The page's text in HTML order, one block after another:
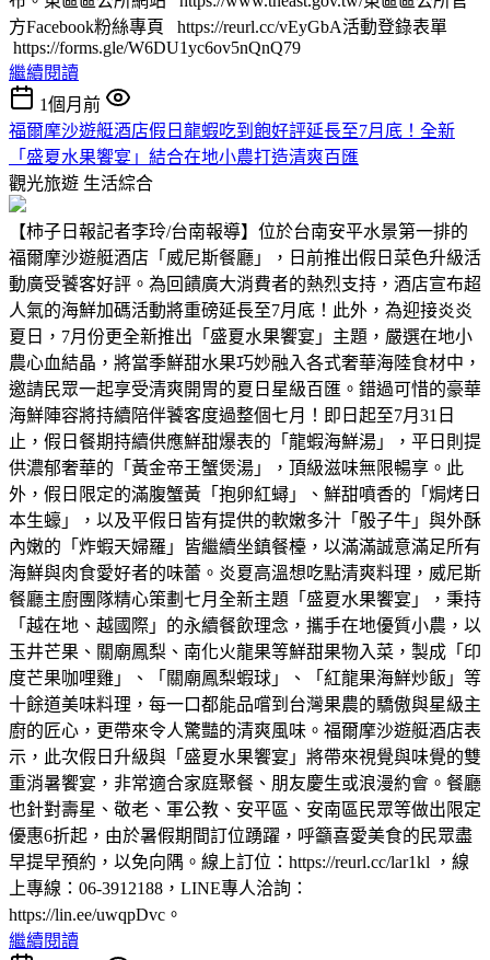
方Facebook粉絲專頁 https://reurl.cc/vEyGbA活動登錄表單
https://forms.gle/W6DU1yc6ov5nQnQ79
繼續閱讀
1個月前
福爾摩沙遊艇酒店假日龍蝦吃到飽好評延長至7月底！全新
「盛夏水果饗宴」結合在地小農打造清爽百匯
觀光旅遊 生活綜合
【柿子日報記者李玲/台南報導】位於台南安平水景第一排的
福爾摩沙遊艇酒店「威尼斯餐廳」，日前推出假日菜色升級活
動廣受饕客好評。為回饋廣大消費者的熱烈支持，酒店宣布超
人氣的海鮮加碼活動將重磅延長至7月底！此外，為迎接炎炎
夏日，7月份更全新推出「盛夏水果饗宴」主題，嚴選在地小
農心血結晶，將當季鮮甜水果巧妙融入各式奢華海陸食材中，
邀請民眾一起享受清爽開胃的夏日星級百匯。錯過可惜的豪華
海鮮陣容將持續陪伴饕客度過整個七月！即日起至7月31日
止，假日餐期持續供應鮮甜爆表的「龍蝦海鮮湯」，平日則提
供濃郁奢華的「黃金帝王蟹煲湯」，頂級滋味無限暢享。此
外，假日限定的滿腹蟹黃「抱卵紅蟳」、鮮甜噴香的「焗烤日
本生蠔」，以及平假日皆有提供的軟嫩多汁「骰子牛」與外酥
內嫩的「炸蝦天婦羅」皆繼續坐鎮餐檯，以滿滿誠意滿足所有
海鮮與肉食愛好者的味蕾。炎夏高溫想吃點清爽料理，威尼斯
餐廳主廚團隊精心策劃七月全新主題「盛夏水果饗宴」，秉持
「越在地、越國際」的永續餐飲理念，攜手在地優質小農，以
玉井芒果、關廟鳳梨、南化火龍果等鮮甜果物入菜，製成「印
度芒果咖哩雞」、「關廟鳳梨蝦球」、「紅龍果海鮮炒飯」等
十餘道美味料理，每一口都能品嚐到台灣果農的驕傲與星級主
廚的匠心，更帶來令人驚豔的清爽風味。福爾摩沙遊艇酒店表
示，此次假日升級與「盛夏水果饗宴」將帶來視覺與味覺的雙
重消暑饗宴，非常適合家庭聚餐、朋友慶生或浪漫約會。餐廳
也針對壽星、敬老、軍公教、安平區、安南區民眾等做出限定
優惠6折起，由於暑假期間訂位踴躍，呼籲喜愛美食的民眾盡
早提早預約，以免向隅。線上訂位：https://reurl.cc/lar1kl ，線
上專線：06-3912188，LINE專人洽詢：
https://lin.ee/uwqpDvc。
繼續閱讀